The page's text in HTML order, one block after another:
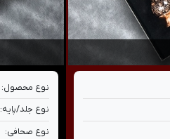
نوع محصول:
نوع جلد/پایه:
نوع صحافی: